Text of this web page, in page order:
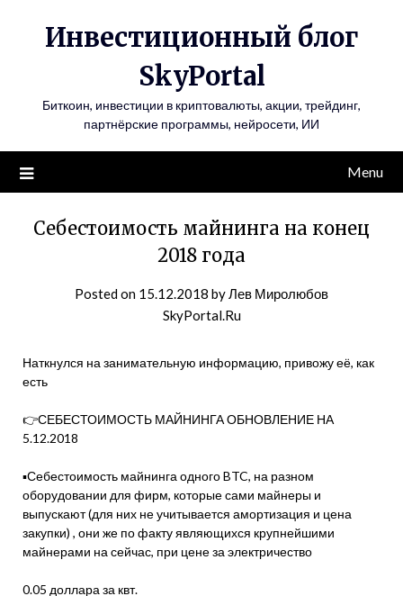
Инвестиционный блог
SkyPortal
Биткоин, инвестиции в криптовалюты, акции, трейдинг,
партнёрские программы, нейросети, ИИ
Menu
Себестоимость майнинга на конец
2018 года
Posted on 15.12.2018 byЛев Миролюбов
SkyPortal.Ru
Наткнулся на занимательную информацию, привожу её, как
есть
👉СЕБЕСТОИМОСТЬ МАЙНИНГА ОБНОВЛЕНИЕ НА
5.12.2018
▪️Себестоимость майнинга одного BTC, на разном
оборудовании для фирм, которые сами майнеры и
выпускают (для них не учитывается амортизация и цена
закупки) , они же по факту являющихся крупнейшими
майнерами на сейчас, при цене за электричество
0.05 доллара за квт.